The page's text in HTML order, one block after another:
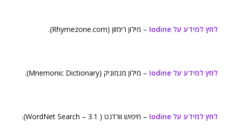
לחץ למידע על Iodine – מילון רימזון (Rhymezone.com).
לחץ למידע על Iodine – מילון מנמוניק (Mnemonic Dictionary).
לחץ למידע על Iodine – חיפוש וורדנט ( WordNet Search – 3.1).